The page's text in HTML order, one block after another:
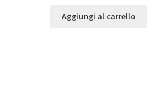
Aggiungi al carrello